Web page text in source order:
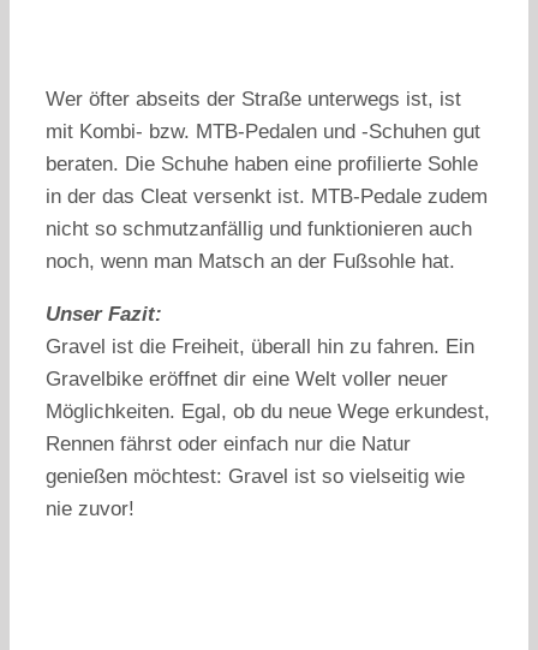
Wer öfter abseits der Straße unterwegs ist, ist
mit Kombi- bzw. MTB-Pedalen und -Schuhen gut
beraten. Die Schuhe haben eine profilierte Sohle
in der das Cleat versenkt ist. MTB-Pedale zudem
nicht so schmutzanfällig und funktionieren auch
noch, wenn man Matsch an der Fußsohle hat.
Unser Fazit:
Gravel ist die Freiheit, überall hin zu fahren. Ein
Gravelbike eröffnet dir eine Welt voller neuer
Möglichkeiten. Egal, ob du neue Wege erkundest,
Rennen fährst oder einfach nur die Natur
genießen möchtest: Gravel ist so vielseitig wie
nie zuvor!